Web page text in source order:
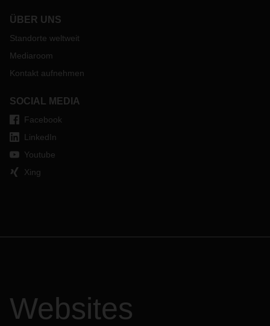
ÜBER UNS
Standorte weltweit
Mediaroom
Kontakt aufnehmen
SOCIAL MEDIA
Facebook
LinkedIn
Youtube
Xing
Websites